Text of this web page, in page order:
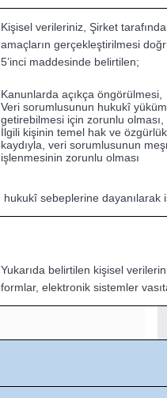
Kişisel verileriniz, Şirket
amaçların gerçekleştirilmesi
5’inci maddesinde belirtilen;
Kanunlarda açıkça öngörülmesi,
Veri sorumlusunun hukukî
getirebilmesi için zorunlu olması,
İlgili kişinin temel hak ve
kaydıyla, veri sorumlusunun
işlenmesinin zorunlu olması
hukukî sebeplerine dayanılarak
Yukarıda belirtilen kişisel
formlar, elektronik sistemler